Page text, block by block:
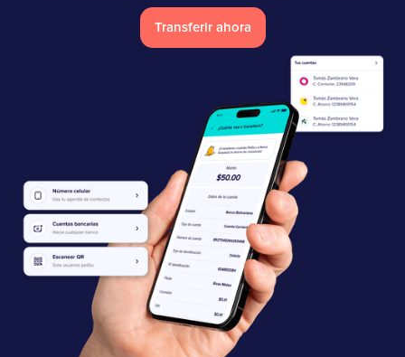
Transferir ahora